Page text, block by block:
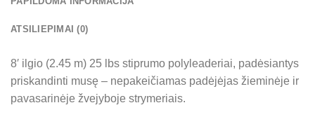
ATSILIEPIMAI (0)
8′ ilgio (2.45 m) 25 lbs stiprumo polyleaderiai, padėsiantys
priskandinti musę – nepakeičiamas padėjėjas žieminėje ir
pavasarinėje žvejyboje strymeriais.